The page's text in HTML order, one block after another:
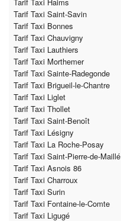
Tarif Taxi Saint-Savin
Tarif Taxi Bonnes
Tarif Taxi Chauvigny
Tarif Taxi Lauthiers
Tarif Taxi Morthemer
Tarif Taxi Sainte-Radegonde
Tarif Taxi Brigueil-le-Chantre
Tarif Taxi Liglet
Tarif Taxi Thollet
Tarif Taxi Saint-Benoît
Tarif Taxi Lésigny
Tarif Taxi La Roche-Posay
Tarif Taxi Saint-Pierre-de-Maillé
Tarif Taxi Asnois 86
Tarif Taxi Charroux
Tarif Taxi Surin
Tarif Taxi Fontaine-le-Comte
Tarif Taxi Ligugé